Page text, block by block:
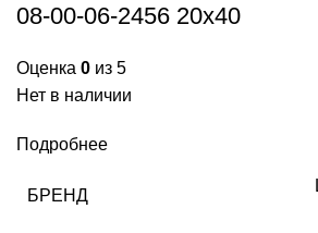
08-00-06-2456 20х40
Оценка 0 из 5
Нет в наличии
Подробнее
БРЕНД